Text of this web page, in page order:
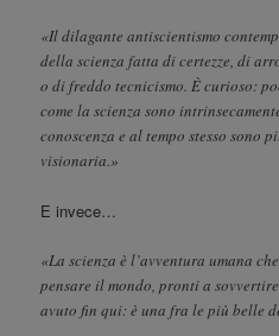
«Il dilagante antiscientismo
della scienza fatta di certezze, di
o di freddo tecnicismo. È curioso:
come la scienza sono
conoscenza e al tempo stesso sono
visionaria.»
E invece…
«La scienza è l’avventura umana
pensare il mondo, pronti a
avuto fin qui: è una fra le più belle